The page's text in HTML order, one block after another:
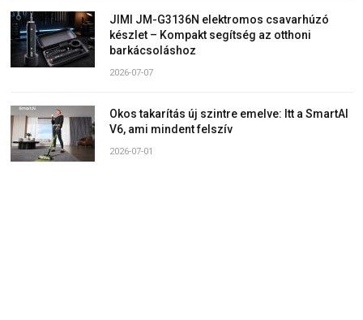
JIMI JM-G3136N elektromos csavarhúzó
készlet – Kompakt segítség az otthoni
barkácsoláshoz
2026-07-07
Okos takarítás új szintre emelve: Itt a SmartAI
V6, ami mindent felszív
2026-07-01